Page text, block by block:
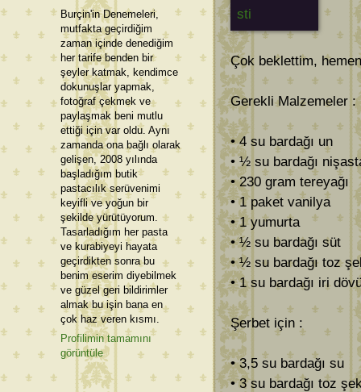
Çok beklettim,
Gerekli Malzemeler :
• 4 su bardağı un
• ½ su bardağı
• 230 gram tereyağı
• 1 paket vanilya
• 1 yumurta
• ½ su bardağı süt
• ½ su bardağı toz
• 1 su bardağı iri
Şerbet için :
• 3,5 su bardağı su
• 3 su bardağı toz
Burçin'in Denemeleri,
mutfakta geçirdiğim
zaman içinde denediğim
her tarife benden bir
şeyler katmak, kendimce
dokunuşlar yapmak,
fotoğraf çekmek ve
paylaşmak beni mutlu
ettiği için var oldu. Aynı
zamanda ona bağlı olarak
gelişen, 2008 yılında
başladığım butik
pastacılık serüvenimi
keyifli ve yoğun bir
şekilde yürütüyorum.
Tasarladığım her pasta
ve kurabiyeyi hayata
geçirdikten sonra bu
benim eserim diyebilmek
ve güzel geri bildirimler
almak bu işin bana en
çok haz veren kısmı.
Profilimin tamamını
görüntüle